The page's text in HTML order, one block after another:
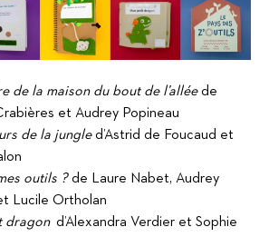
de la maison du bout de l’alléede
et Audrey Popineau
de la jungled’Astrid de Foucaud et
outils ?de Laure Nabet, Audrey
Lucile Ortholan
dragond’Alexandra Verdier et Sophie